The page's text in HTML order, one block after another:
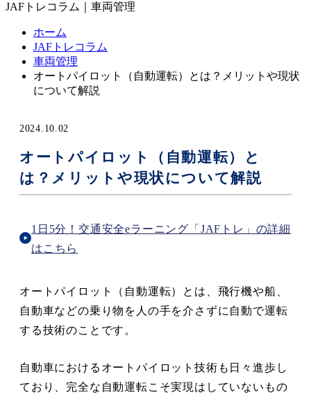
JAFトレコラム｜車両管理
ホーム
JAFトレコラム
車両管理
オートパイロット（自動運転）とは？メリットや現状
について解説
2024.10.02
オートパイロット（自動運転）と
は？メリットや現状について解説
1日5分！交通安全eラーニング「JAFトレ」の詳細
はこちら
オートパイロット（自動運転）とは、飛行機や船、
自動車などの乗り物を人の手を介さずに自動で運転
する技術のことです。
自動車におけるオートパイロット技術も日々進歩し
ており、完全な自動運転こそ実現はしていないもの